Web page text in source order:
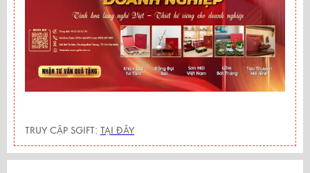
TRUY CẬP SGIFT: TẠI ĐÂY